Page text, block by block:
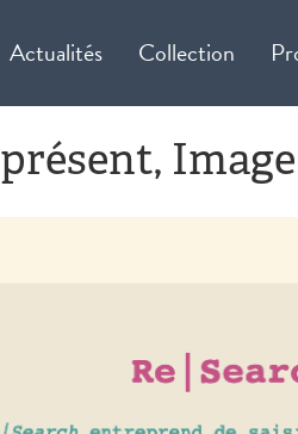
Actualités Collection